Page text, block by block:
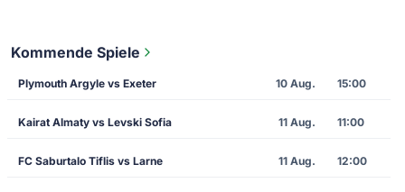
Kommende Spiele
Plymouth Argyle vs Exeter 10 Aug. 15:00
Kairat Almaty vs Levski Sofia 11 Aug. 11:00
FC Saburtalo Tiflis vs Larne 11 Aug. 12:00